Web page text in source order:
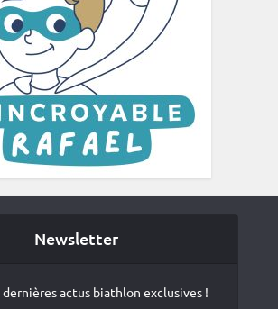
Newsletter
dernières actus biathlon exclusives !